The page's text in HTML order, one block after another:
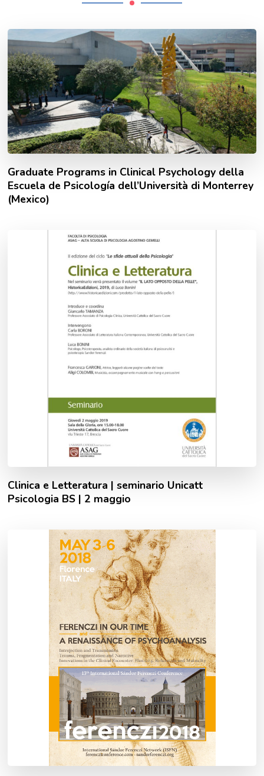
Graduate Programs in Clinical Psychology della
Escuela de Psicología dell’Università di Monterrey
(Mexico)
Clinica e Letteratura | seminario Unicatt
Psicologia BS | 2 maggio